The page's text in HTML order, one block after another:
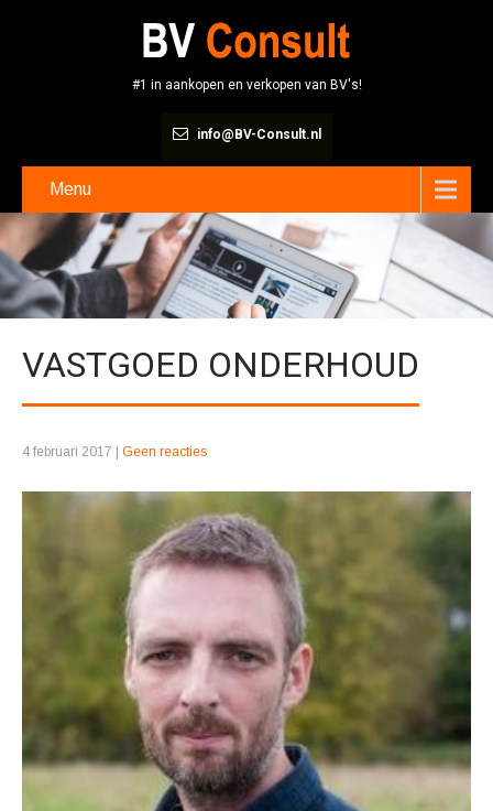
#1 in aankopen en verkopen van BV's!
info@BV-Consult.nl
Menu
VASTGOED ONDERHOUD
4 februari 2017 Geen reacties